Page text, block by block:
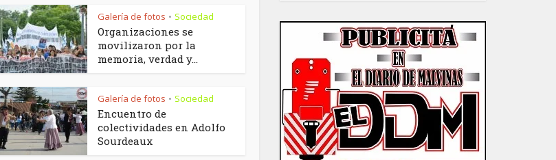
Galería de fotos • Sociedad
Organizaciones se
movilizaron por la
memoria, verdad y...
Galería de fotos • Sociedad
Encuentro de
colectividades en Adolfo
Sourdeaux